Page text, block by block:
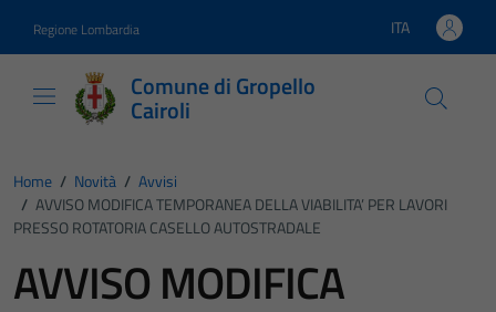
Regione Lombardia Lingua attiva:
ITA
Comune di Gropello
Cairoli
Home / Novità / Avvisi
/ AVVISO MODIFICA TEMPORANEA DELLA VIABILITA’ PER LAVORI
PRESSO ROTATORIA CASELLO AUTOSTRADALE
AVVISO MODIFICA